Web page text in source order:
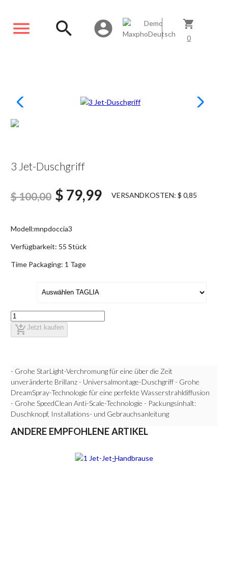
menu shopping_cart
0
account_circle
search
SCONTATO20%
3 Jet-Duschgriff
$ 100,00 $ 79,99 VERSANDKOSTEN: $ 0,85
Modell:mnpdoccia3
Verfügbarkeit: 55 Stück
Time Packaging: 1 Tage
add_shopping_cart Jetzt kaufen
- Grohe StarLight-Verchromung für eine über die Zeit
unveränderte Brillanz - Universalmontage-Duschgriff - Grohe
DreamSpray-Technologie für eine perfekte Wasserstrahldiffusion
- Grohe SpeedClean Anti-Scale-Technologie - Packungsinhalt:
Duschknopf, Installations- und Gebrauchsanleitung
ANDERE EMPFOHLENE ARTIKEL